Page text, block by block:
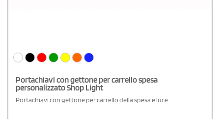
Portachiavi con gettone per carrello spesa
personalizzato Shop Light
Portachiavi con gettone per carrello della spesa e luce.